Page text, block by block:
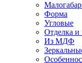
Форма
Угловые
Отделка и
Из МДФ